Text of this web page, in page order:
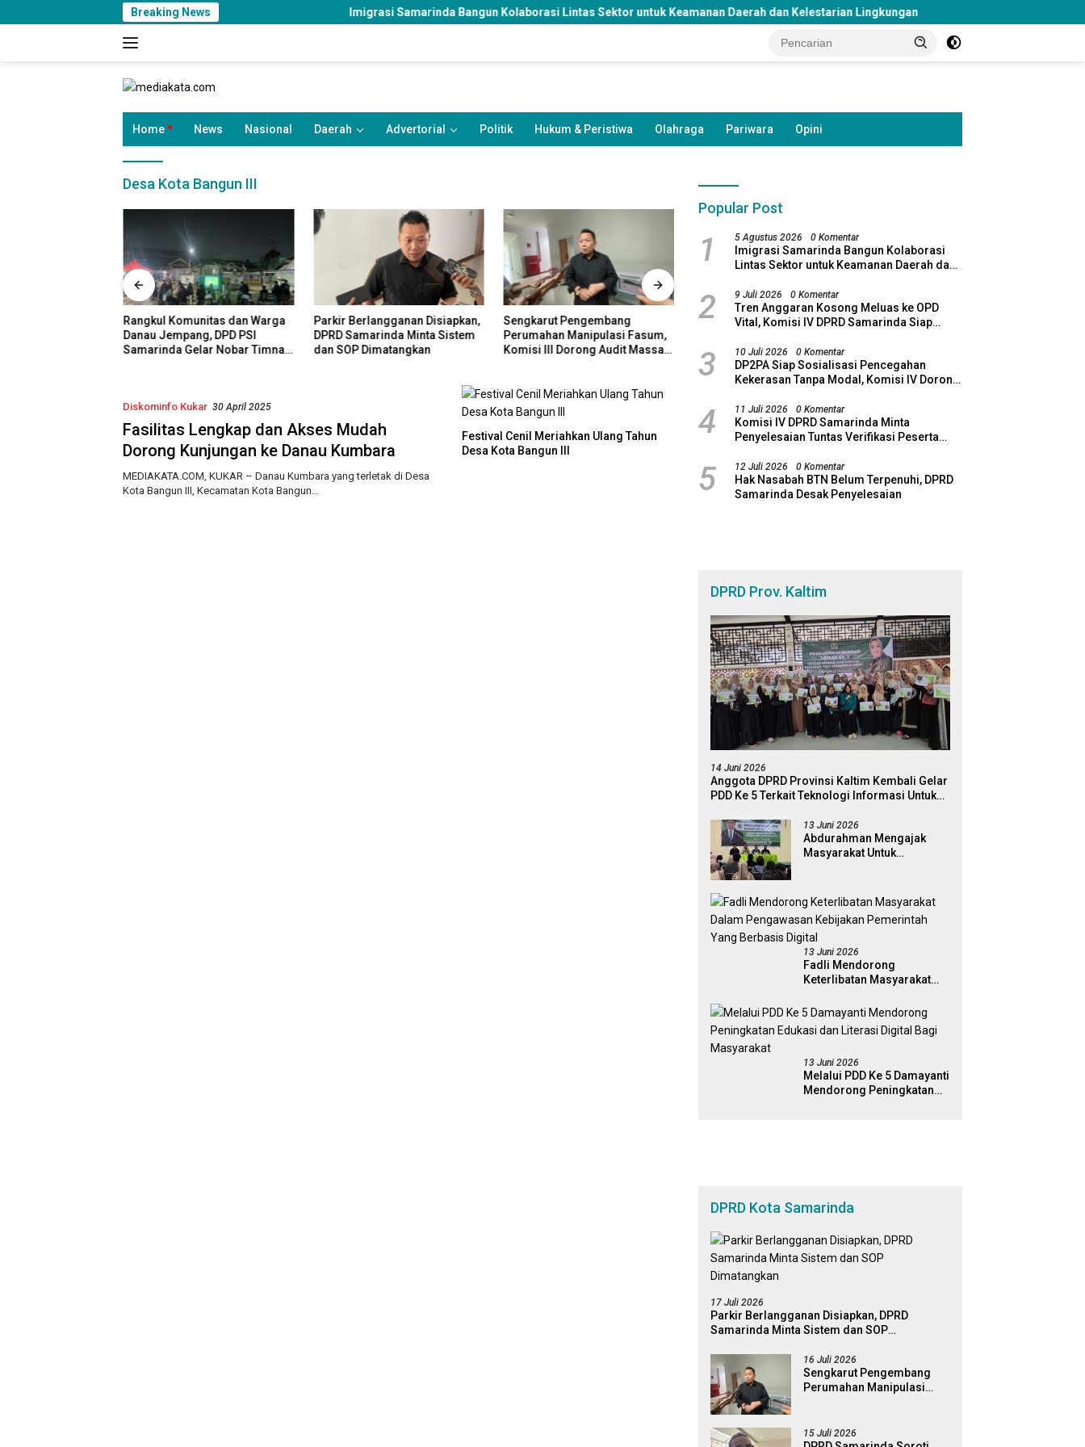
ke
Breaking News Imigrasi Samarinda Bangun Kolaborasi Lintas Sektor untuk Keamanan Daerah dan Kelestarian Lingkungan Rangkul Komunitas dan Warga Danau
Home News Nasional Daerah Advertorial Politik Hukum & Peristiwa Olahraga Pariwara Opini
Desa Kota Bangun III
Rangkul Komunitas dan Warga
Danau Jempang, DPD PSI
Samarinda Gelar Nobar Timnas
Parkir Berlangganan Disiapkan,
DPRD Samarinda Minta Sistem
dan SOP Dimatangkan
Sengkarut Pengembang
Perumahan Manipulasi Fasum,
Komisi III Dorong Audit Massal
DPRD Samarinda Soroti
Minta Pemkot Tinjau Kembali
Kebijakan
DPRD Samarinda Desak
Diskominfo Kukar 30 April 2025
Fasilitas Lengkap dan Akses Mudah
Dorong Kunjungan ke Danau Kumbara
MEDIAKATA.COM, KUKAR – Danau Kumbara yang terletak di Desa
Kota Bangun III, Kecamatan Kota Bangun…
Festival Cenil Meriahkan Ulang Tahun
Desa Kota Bangun III
Popular Post
1 5 Agustus 2026 0 Komentar
Imigrasi Samarinda Bangun Kolaborasi
Lintas Sektor untuk Keamanan Daerah dan
2 9 Juli 2026 0 Komentar
Tren Anggaran Kosong Meluas ke OPD
Vital, Komisi IV DPRD Samarinda Siap
3 10 Juli 2026 0 Komentar
DP2PA Siap Sosialisasi Pencegahan
Kekerasan Tanpa Modal, Komisi IV Dorong
4 11 Juli 2026 0 Komentar
Komisi IV DPRD Samarinda Minta
Penyelesaian Tuntas Verifikasi Peserta
5 12 Juli 2026 0 Komentar
Hak Nasabah BTN Belum Terpenuhi, DPRD
Samarinda Desak Penyelesaian
DPRD Prov. Kaltim
14 Juni 2026
Anggota DPRD Provinsi Kaltim Kembali Gelar
PDD Ke 5 Terkait Teknologi Informasi Untuk
Demokrasi Daerah13 Juni 2026
Abdurahman Mengajak
Masyarakat Untuk
Pemerintah Melalui Sistem
Platform Digital
13 Juni 2026
Fadli Mendorong
Keterlibatan Masyarakat
Kebijakan Pemerintah Yang
Berbasis Digital
13 Juni 2026
Melalui PDD Ke 5 Damayanti
Mendorong Peningkatan
DPRD Kota Samarinda
17 Juli 2026
Parkir Berlangganan Disiapkan, DPRD
Samarinda Minta Sistem dan SOP
16 Juli 2026
Sengkarut Pengembang
Perumahan Manipulasi
Percepatan Perda Aset
15 Juli 2026